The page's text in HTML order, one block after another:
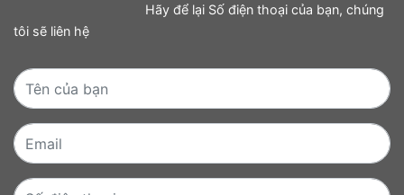
Hãy để lại Số điện thoại của bạn, chúng
tôi sẽ liên hệ